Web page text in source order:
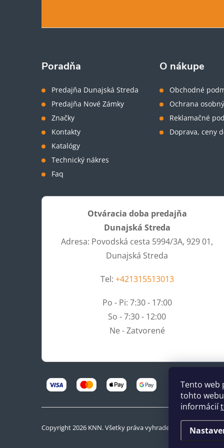
Tento web
tohto
informácií
Poradňa
Predajňa Dunajská Streda
Predajňa Nové Zámky
Značky
Kontakty
Katalógy
Technický nákres
Faq
O nákupe
Obchodné
Ochrana
Reklamačné
Doprava, ceny
Otváracia doba predajňa
Dunajská Streda
Adresa: Povodská cesta 5994/3A, 929 01,
Dunajská Streda
Tel: +421315513013
Po - Pi: 7:30 - 17:00
So - 7:30 - 12:00
Ne - Zatvorené
Copyright 2026 KNN. Všetky práva vyhradené.